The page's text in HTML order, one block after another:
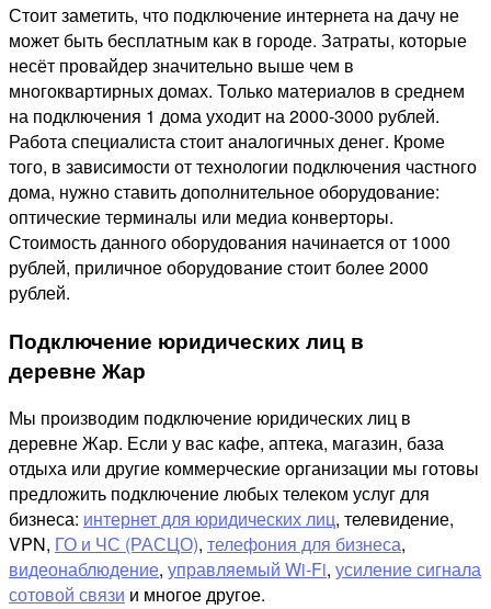
Стоит заметить, что подключение интернета на дачу не
может быть бесплатным как в городе. Затраты, которые
несёт провайдер значительно выше чем в
многоквартирных домах. Только материалов в среднем
на подключения 1 дома уходит на 2000-3000 рублей.
Работа специалиста стоит аналогичных денег. Кроме
того, в зависимости от технологии подключения частного
дома, нужно ставить дополнительное оборудование:
оптические терминалы или медиа конверторы.
Стоимость данного оборудования начинается от 1000
рублей, приличное оборудование стоит более 2000
рублей.
Подключение юридических лиц в
деревне Жар
Мы производим подключение юридических лиц в
деревне Жар. Если у вас кафе, аптека, магазин, база
отдыха или другие коммерческие организации мы готовы
предложить подключение любых телеком услуг для
бизнеса: интернет для юридических лиц, телевидение,
VPN, ГО и ЧС (РАСЦО), телефония для бизнеса,
видеонаблюдение, управляемый Wi-Fi, усиление сигнала
сотовой связи и многое другое.